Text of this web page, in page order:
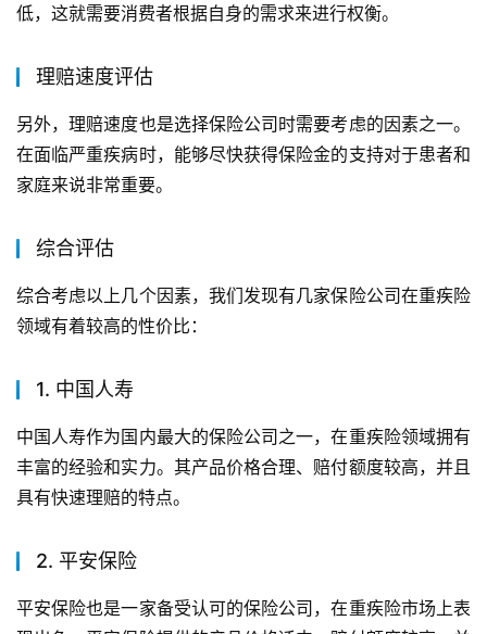
低，这就需要消费者根据自身的需求来进行权衡。
理赔速度评估
另外，理赔速度也是选择保险公司时需要考虑的因素之一。
在面临严重疾病时，能够尽快获得保险金的支持对于患者和
家庭来说非常重要。
综合评估
综合考虑以上几个因素，我们发现有几家保险公司在重疾险
领域有着较高的性价比：
1. 中国人寿
中国人寿作为国内最大的保险公司之一，在重疾险领域拥有
丰富的经验和实力。其产品价格合理、赔付额度较高，并且
具有快速理赔的特点。
2. 平安保险
平安保险也是一家备受认可的保险公司，在重疾险市场上表